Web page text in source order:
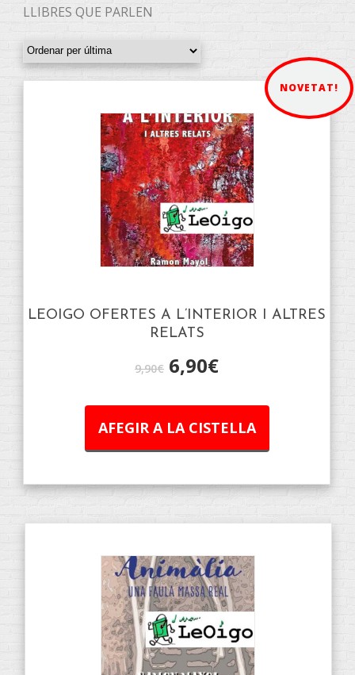
LLIBRES QUE PARLEN
NOVETAT!
LEOIGO OFERTES A L’INTERIOR I ALTRES
RELATS
9,90€ 6,90€
AFEGIR A LA CISTELLA